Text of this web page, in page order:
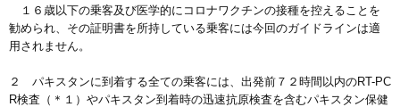
１６歳以下の乗客及び医学的にコロナワクチンの接種を控えることを
勧められ、その証明書を所持している乗客には今回のガイドラインは適
用されません。
２ パキスタンに到着する全ての乗客には、出発前７２時間以内のRT-PC
R検査（＊１）やパキスタン到着時の迅速抗原検査を含むパキスタン保健